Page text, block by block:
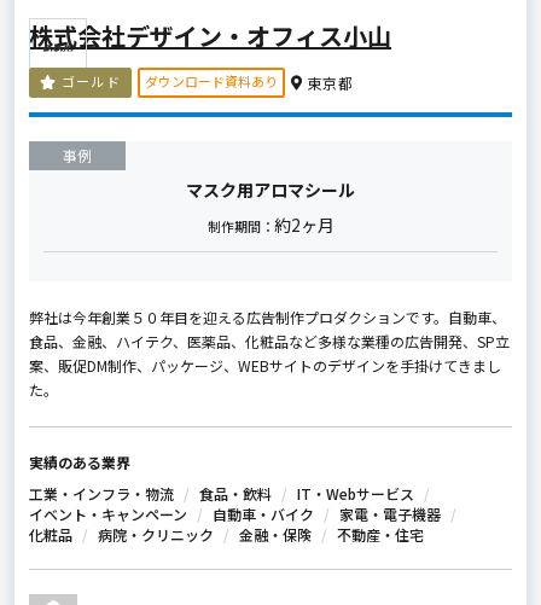
株式会社デザイン・オフィス小山
ゴールド ダウンロード資料あり 東京都
事例
マスク用アロマシール
制作期間： 約2ヶ月
弊社は今年創業５０年目を迎える広告制作プロダクションです。自動車、
食品、金融、ハイテク、医薬品、化粧品など多様な業種の広告開発、SP立
案、販促DM制作、パッケージ、WEBサイトのデザインを手掛けてきまし
た。
実績のある業界
工業・インフラ・物流
食品・飲料
IT・Webサービス
イベント・キャンペーン
自動車・バイク
家電・電子機器
化粧品
病院・クリニック 金融・保険 不動産・住宅